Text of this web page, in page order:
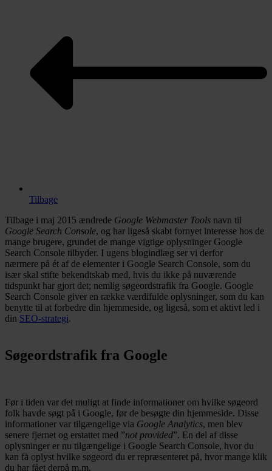
Tilbage
Tilbage i maj 2015 ændrede Google Webmaster Tools navn til
Google Search Console, og har ligeså skabt fornyet interesse hos de
mange brugere, grundet de mange vigtige oplysninger Google
Search Console tilbyder. I ugens blogindlæg ser vi derfor
nærmere på ét af de elementer i Google Search Console, som du
især skal stifte bekendtskab med, hvis du ikke på nuværende
tidspunkt har gjort det; nemlig søgeordstrafik fra Google. Google
Search Console giver en række værdifulde oplysninger, som du kan
benytte til at forbedre din hjemmeside, og ligeså, som et aktivt led i
din SEO-strategi.
Søgeordstrafik fra Google
Før i tiden var det muligt at finde informationer om hvilke søgeord
folk havde søgt på i Google, før de besøgte din hjemmeside. Disse
informationer var tilgængelige via Google Analytics, men blev
senere fjernet og erstattet med ”not provided”. En del af disse
oplysninger er nu tilgængelige i Google Search Console, hvor du
kan få oplyst hvilke søgeord du er repræsenteret på, hvor mange klik
du har fået derpå m.m.